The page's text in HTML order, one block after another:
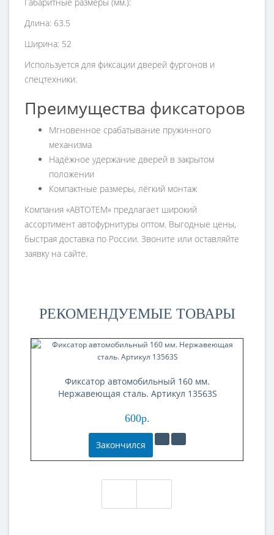
Длина: 63.5
Ширина: 52
Используется для фиксации дверей фургонов и
спецтехники.
Преимущества фиксаторов
Мгновенное срабатывание пружинного
механизма
Надёжное удержание дверей в закрытом
положении
Компактные размеры, лёгкий монтаж
Компания «АВТОТЕМ» предлагает широкий
ассортимент автофурнитуры оптом. Выгодные цены,
быстрая доставка по России. Звоните или оставляйте
заявку на сайте.
РЕКОМЕНДУЕМЫЕ ТОВАРЫ
Фиксатор автомобильный 160 мм.
Нержавеющая сталь. Артикул 13563S
600р.
Закончился